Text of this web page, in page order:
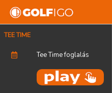
TEE TIME
Tee Time foglalás